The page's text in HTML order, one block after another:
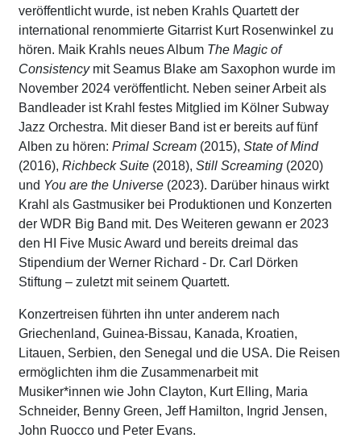
veröffentlicht wurde, ist neben Krahls Quartett der
international renommierte Gitarrist Kurt Rosenwinkel zu
hören. Maik Krahls neues Album The Magic of
Consistencymit Seamus Blake am Saxophon wurde im
November 2024 veröffentlicht. Neben seiner Arbeit als
Bandleader ist Krahl festes Mitglied im Kölner Subway
Jazz Orchestra. Mit dieser Band ist er bereits auf fünf
Alben zu hören: Primal Scream (2015), State of Mind
(2016), Richbeck Suite (2018), Still Screaming (2020)
und You are the Universe (2023). Darüber hinaus wirkt
Krahl als Gastmusiker bei Produktionen und Konzerten
der WDR Big Band mit. Des Weiteren gewann er 2023
den HI Five Music Award und bereits dreimal das
Stipendium der Werner Richard - Dr. Carl Dörken
Stiftung – zuletzt mit seinem Quartett.
Konzertreisen führten ihn unter anderem nach
Griechenland, Guinea-Bissau, Kanada, Kroatien,
Litauen, Serbien, den Senegal und die USA. Die Reisen
ermöglichten ihm die Zusammenarbeit mit
Musiker*innen wie John Clayton, Kurt Elling, Maria
Schneider, Benny Green, Jeff Hamilton, Ingrid Jensen,
John Ruocco und Peter Evans.